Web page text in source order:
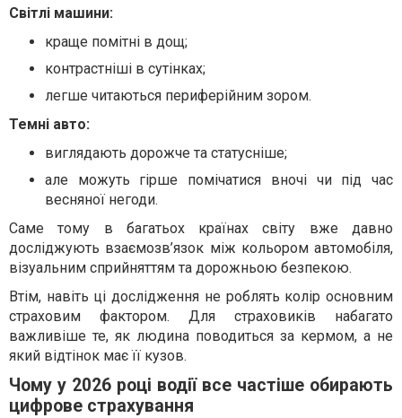
Світлі машини:
краще помітні в дощ;
контрастніші в сутінках;
легше читаються периферійним зором.
Темні авто:
виглядають дорожче та статусніше;
але можуть гірше помічатися вночі чи під час
весняної негоди.
Саме тому в багатьох країнах світу вже давно
досліджують взаємозв’язок між кольором автомобіля,
візуальним сприйняттям та дорожньою безпекою.
Втім, навіть ці дослідження не роблять колір основним
страховим фактором. Для страховиків набагато
важливіше те, як людина поводиться за кермом, а не
який відтінок має її кузов.
Чому у 2026 році водії все частіше обирають
цифрове страхування